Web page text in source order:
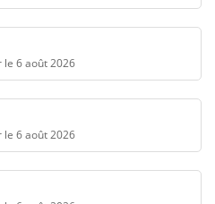
le 6 août 2026
le 6 août 2026